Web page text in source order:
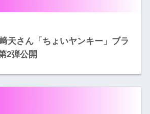
天さん「ちょいヤンキー」ブラ
2弾公開